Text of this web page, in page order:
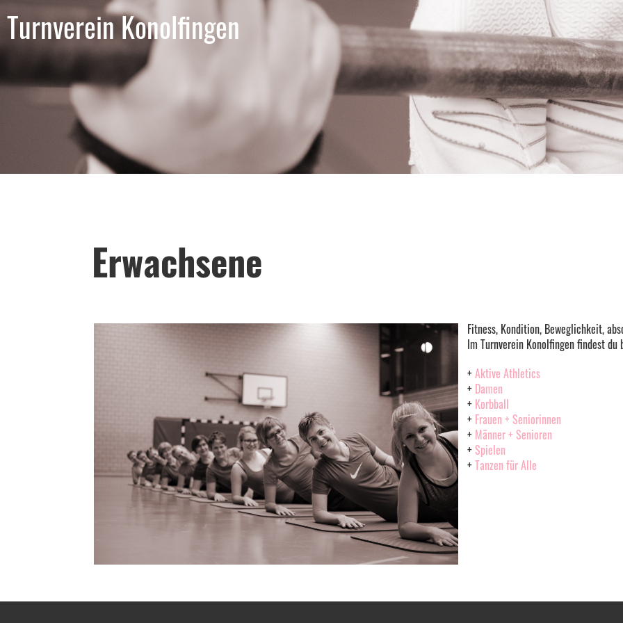
Turnverein Konolfingen
Erwachsene
Fitness, Kondition, Beweglichkeit,
Im Turnverein Konolfingen findest du
+Aktive Athletics
+ Damen
+ Korbball
+ Frauen + Seniorinnen
+ Männer + Senioren
+Spielen
+Tanzen für Alle